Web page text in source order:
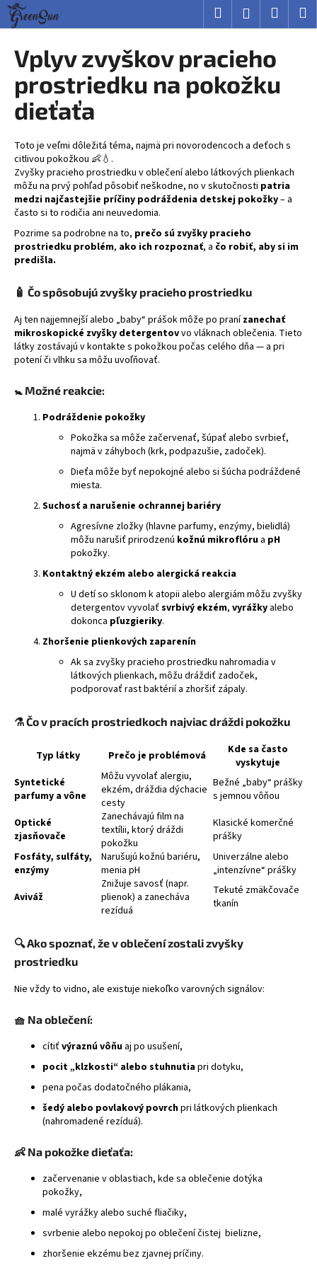
Prejsť
obsah
Hľadať Prihlásenie
Vplyv zvyškov pracieho
prostriedku na pokožku
dieťaťa
Toto je veľmi dôležitá téma, najmä pri novorodencoch a deťoch s
citlivou pokožkou 👶💧.
Zvyšky pracieho prostriedku v oblečení alebo látkových plienkach
môžu na prvý pohľad pôsobiť neškodne, no v skutočnosti patria
medzi najčastejšie príčiny podráždenia detskej pokožky– a
často si to rodičia ani neuvedomia.
Pozrime sa podrobne na to, prečo sú zvyšky pracieho
prostriedku problém, ako ich rozpoznať, a čo robiť, aby si im
predišla.
🧴 Čo spôsobujú zvyšky pracieho prostriedku
Aj ten najjemnejší alebo „baby“ prášok môže po pranízanechať
mikroskopické zvyšky detergentovvo vláknach oblečenia. Tieto
látky zostávajú v kontakte s pokožkou počas celého dňa — a pri
potení či vlhku sa môžu uvoľňovať.
🚼 Možné reakcie:
Podráždenie pokožky
Pokožka sa môže začervenať, šúpať alebo svrbieť,
najmä v záhyboch (krk, podpazušie, zadoček).
Dieťa môže byť nepokojné alebo si šúcha podráždené
miesta.
Suchosť a narušenie ochrannej bariéry
Agresívne zložky (hlavne parfumy, enzýmy, bielidlá)
môžu narušiť prirodzenú kožnú mikroflóru a pH
pokožky.
Kontaktný ekzém alebo alergická reakcia
U detí so sklonom k atopii alebo alergiám môžu zvyšky
detergentov vyvolaťsvrbivý ekzém, vyrážky alebo
dokonca pľuzgieriky.
Zhoršenie plienkových zaparenín
Ak sa zvyšky pracieho prostriedku nahromadia v
látkových plienkach, môžu dráždiť zadoček,
podporovať rast baktérií a zhoršiť zápaly.
⚗️Čo v pracích prostriedkoch najviac dráždi pokožku
Typ látky Prečo je problémová
Kde sa často
vyskytuje
Syntetické
parfumy a vône
Môžu vyvolať alergiu,
ekzém, dráždia dýchacie
cesty
Bežné „baby“ prášky
s jemnou vôňou
Optické
zjasňovače
Zanechávajú film na
textílii, ktorý dráždi
pokožku
Klasické komerčné
prášky
Fosfáty, sulfáty,
enzýmy
Narušujú kožnú bariéru,
menia pH
Univerzálne alebo
„intenzívne“ prášky
Aviváž
Znižuje savosť (napr.
plienok) a zanecháva
rezíduá
Tekuté zmäkčovače
tkanín
🔍Ako spoznať, že v oblečení zostali zvyšky
prostriedku
Nie vždy to vidno, ale existuje niekoľko varovných signálov:
🧺 Na oblečení:
cítiťvýraznú vôňu aj po usušení,
pocit „klzkosti“ alebo stuhnutiapri dotyku,
pena počas dodatočného plákania,
šedý alebo povlakový povrchpri látkových plienkach
(nahromadené rezíduá).
👶 Na pokožke dieťaťa:
začervenanie v oblastiach, kde sa oblečenie dotýka
pokožky,
malé vyrážky alebo suché fliačiky,
svrbenie alebo nepokoj po oblečení čistej bielizne,
zhoršenie ekzému bez zjavnej príčiny.
K
o
Č
o
p
t
r
e
b
u
j
e
e
n
á
j
s
ť
HĽADAŤ